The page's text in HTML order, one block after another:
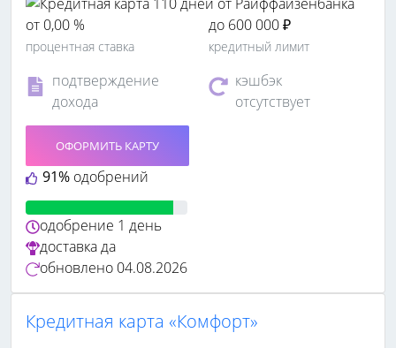
от 0,00 %
процентная ставка
до 600 000 ₽
кредитный лимит
подтверждение
дохода
кэшбэк
отсутствует
91% одобрений
ОФОРМИТЬ КАРТУ
одобрение 1 день
доставкада
обновлено 04.08.2026
Кредитная карта «Комфорт»